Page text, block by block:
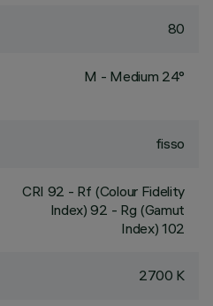
80
M - Medium 24°
fisso
CRI 92 - Rf (Colour Fidelity
Index) 92 - Rg (Gamut
Index) 102
2700 K